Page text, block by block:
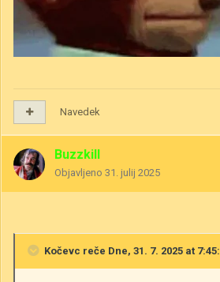
Navedek
Buzzkill
Objavljeno 31. julij 2025
Kočevc reče Dne, 31. 7. 2025 at 7:45: